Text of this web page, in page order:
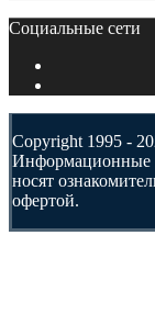
Социальные сети
Copyright 1995 -
Информационные
носят
офертой.